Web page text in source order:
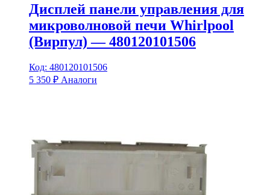
Дисплей панели управления для
микроволновой печи Whirlpool
(Вирпул) — 480120101506
Код: 480120101506
5 350 ₽ Аналоги